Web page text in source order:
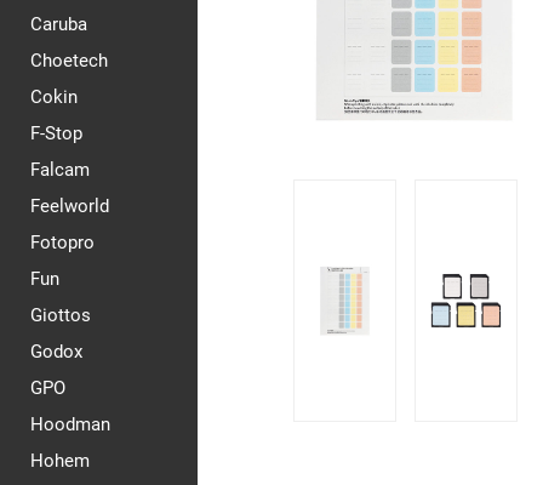
Caruba
Choetech
Cokin
F-Stop
Falcam
Feelworld
Fotopro
Fun
Giottos
Godox
GPO
Hoodman
Hohem